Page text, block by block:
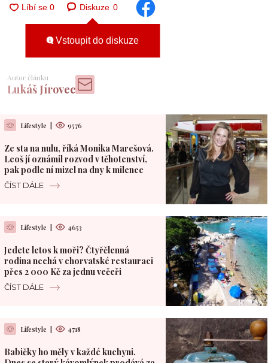
Diskuze 0
Vstoupit do diskuze
Autor článku
Lukáš Jírovec
Lifestyle 9576
Ze sta na nulu, říká Monika Marešová.
Leoš jí oznámil rozvod v těhotenství,
pak podle ní mizel na dny k milence
ČÍST DÁLE
Lifestyle 4653
Jedete letos k moři? Čtyřčlenná
rodina nechá v chorvatské restauraci
přes 2 000 Kč za jednu večeři
ČÍST DÁLE
Lifestyle 4718
Babičky ho měly v každé kuchyni.